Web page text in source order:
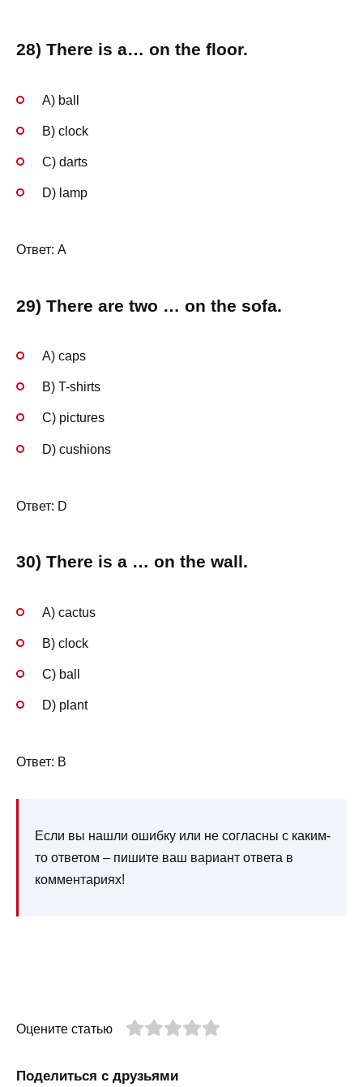
28) There is a… on the floor.
A) ball
B) clock
C) darts
D) lamp
Ответ: A
29) There are two … on the sofa.
A) caps
B) T-shirts
C) pictures
D) cushions
Ответ: D
30) There is a … on the wall.
A) cactus
B) clock
C) ball
D) plant
Ответ: B
Если вы нашли ошибку или не согласны с каким-
то ответом – пишите ваш вариант ответа в
комментариях!
Оцените статью
Поделиться с друзьями